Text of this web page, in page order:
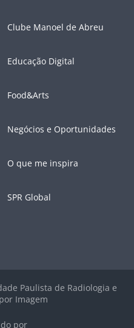
Clube Manoel de Abreu
Educação Digital
Food&Arts
Negócios e Oportunidades
O que me inspira
SPR Global
Paulista de Radiologia e
Imagem
por